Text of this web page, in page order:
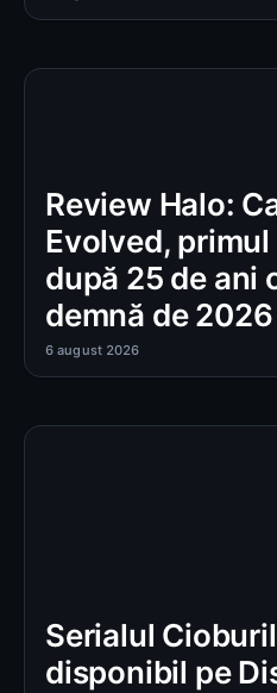
Review Halo:
Evolved,
după 25 de ani
demnă de 2026
6 august 2026
Serialul
disponibil pe